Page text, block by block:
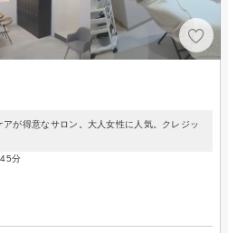
が得意なサロン。大人女性に人気。クレジッ
分